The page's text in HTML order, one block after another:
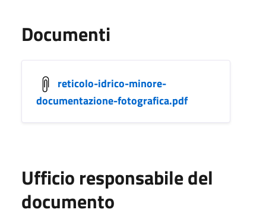
Documenti
reticolo-idrico-minore-
documentazione-fotografica.pdf
Ufficio responsabile del
documento